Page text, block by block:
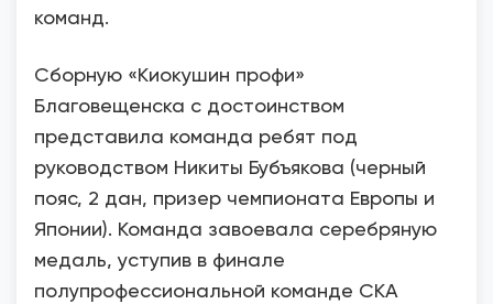
команд.
Сборную «Киокушин профи»
Благовещенска с достоинством
представила команда ребят под
руководством Никиты Бубъякова (черный
пояс, 2 дан, призер чемпионата Европы и
Японии). Команда завоевала серебряную
медаль, уступив в финале
полупрофессиональной команде СКА